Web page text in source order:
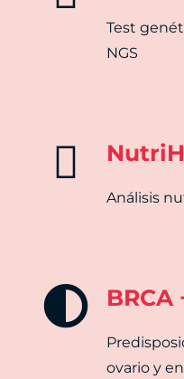
Test
NGS
Análisis
BRCA
ovario y